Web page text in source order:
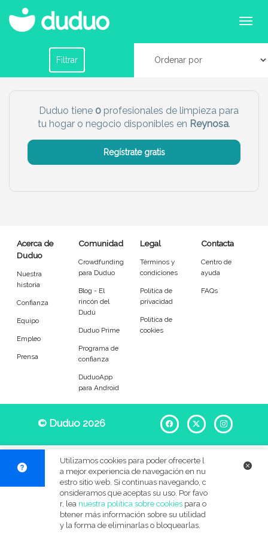
negocio en Reynosa
Filtrar
Filtrar por horario
Chico Chica
Más servicio del dudú
Limpieza Manitas
Entrenador Asistente
Tipo de atención
Empleada del hogar
Limpieza de oficina
Limpieza de platos Limpieza general
Lavado de ropa Planchado
Limpieza exterior Jardinería
Duduo tiene 0profesionales de limpieza para
tu hogar o negocio disponibles en Reynosa.
Regístrate gratis
Acerca de
Duduo
Nuestra
historia
Confianza
Equipo
Empleo
Prensa
Comunidad
Crowdfunding
para Duduo
Blog - El
rincón del
Dudú
Duduo Prime
Programa de
confianza
DuduoApp
para Android
Legal
Términos y
condiciones
Política de
privacidad
Política de
cookies
Contacta
Centro de
ayuda
FAQs
© Duduo 2026 Facebook
X
Utilizamos cookies para poder ofrecerte l
a mejor experiencia de navegación en nu
estro sitio web. Si continuas navegando, c
onsideramos que aceptas su uso. Por favo
r, lea nuestra política sobre cookiespara o
btener más información sobre su utilidad
y la forma de eliminarlas o bloquearlas.